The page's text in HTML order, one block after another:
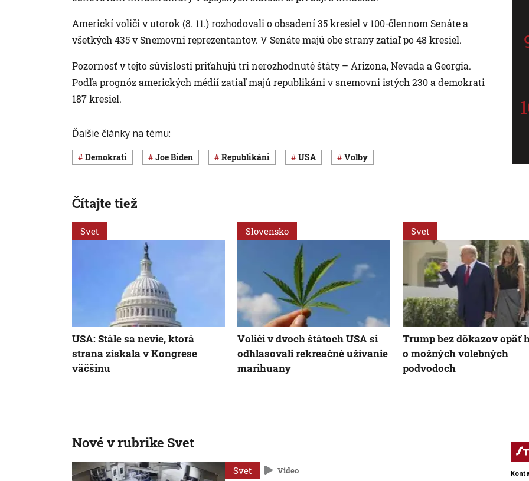
Americkí voliči v utorok (8. 11.) rozhodovali o obsadení 35 kresiel v 100-člennom Senáte a
všetkých 435 v Snemovni reprezentantov. V Senáte majú obe strany zatiaľ po 48 kresiel.
Pozornosť v tejto súvislosti priťahujú tri nerozhodnuté štáty – Arizona, Nevada a Georgia.
Podľa prognóz amerických médií zatiaľ majú republikáni v snemovni istých 230 a demokrati
187 kresiel.
Ďalšie články na tému:
Demokrati Joe Biden republikáni USA voľby
Čítajte tiež
Svet
USA: Stále sa nevie, ktorá
strana získala v Kongrese
väčšinu
Slovensko
Voliči v dvoch štátoch USA si
odhlasovali rekreačné užívanie
marihuany
Svet
Trump bez dôkazov opäť
o možných volebných
podvodoch
Nové v rubrike Svet
Svet Video